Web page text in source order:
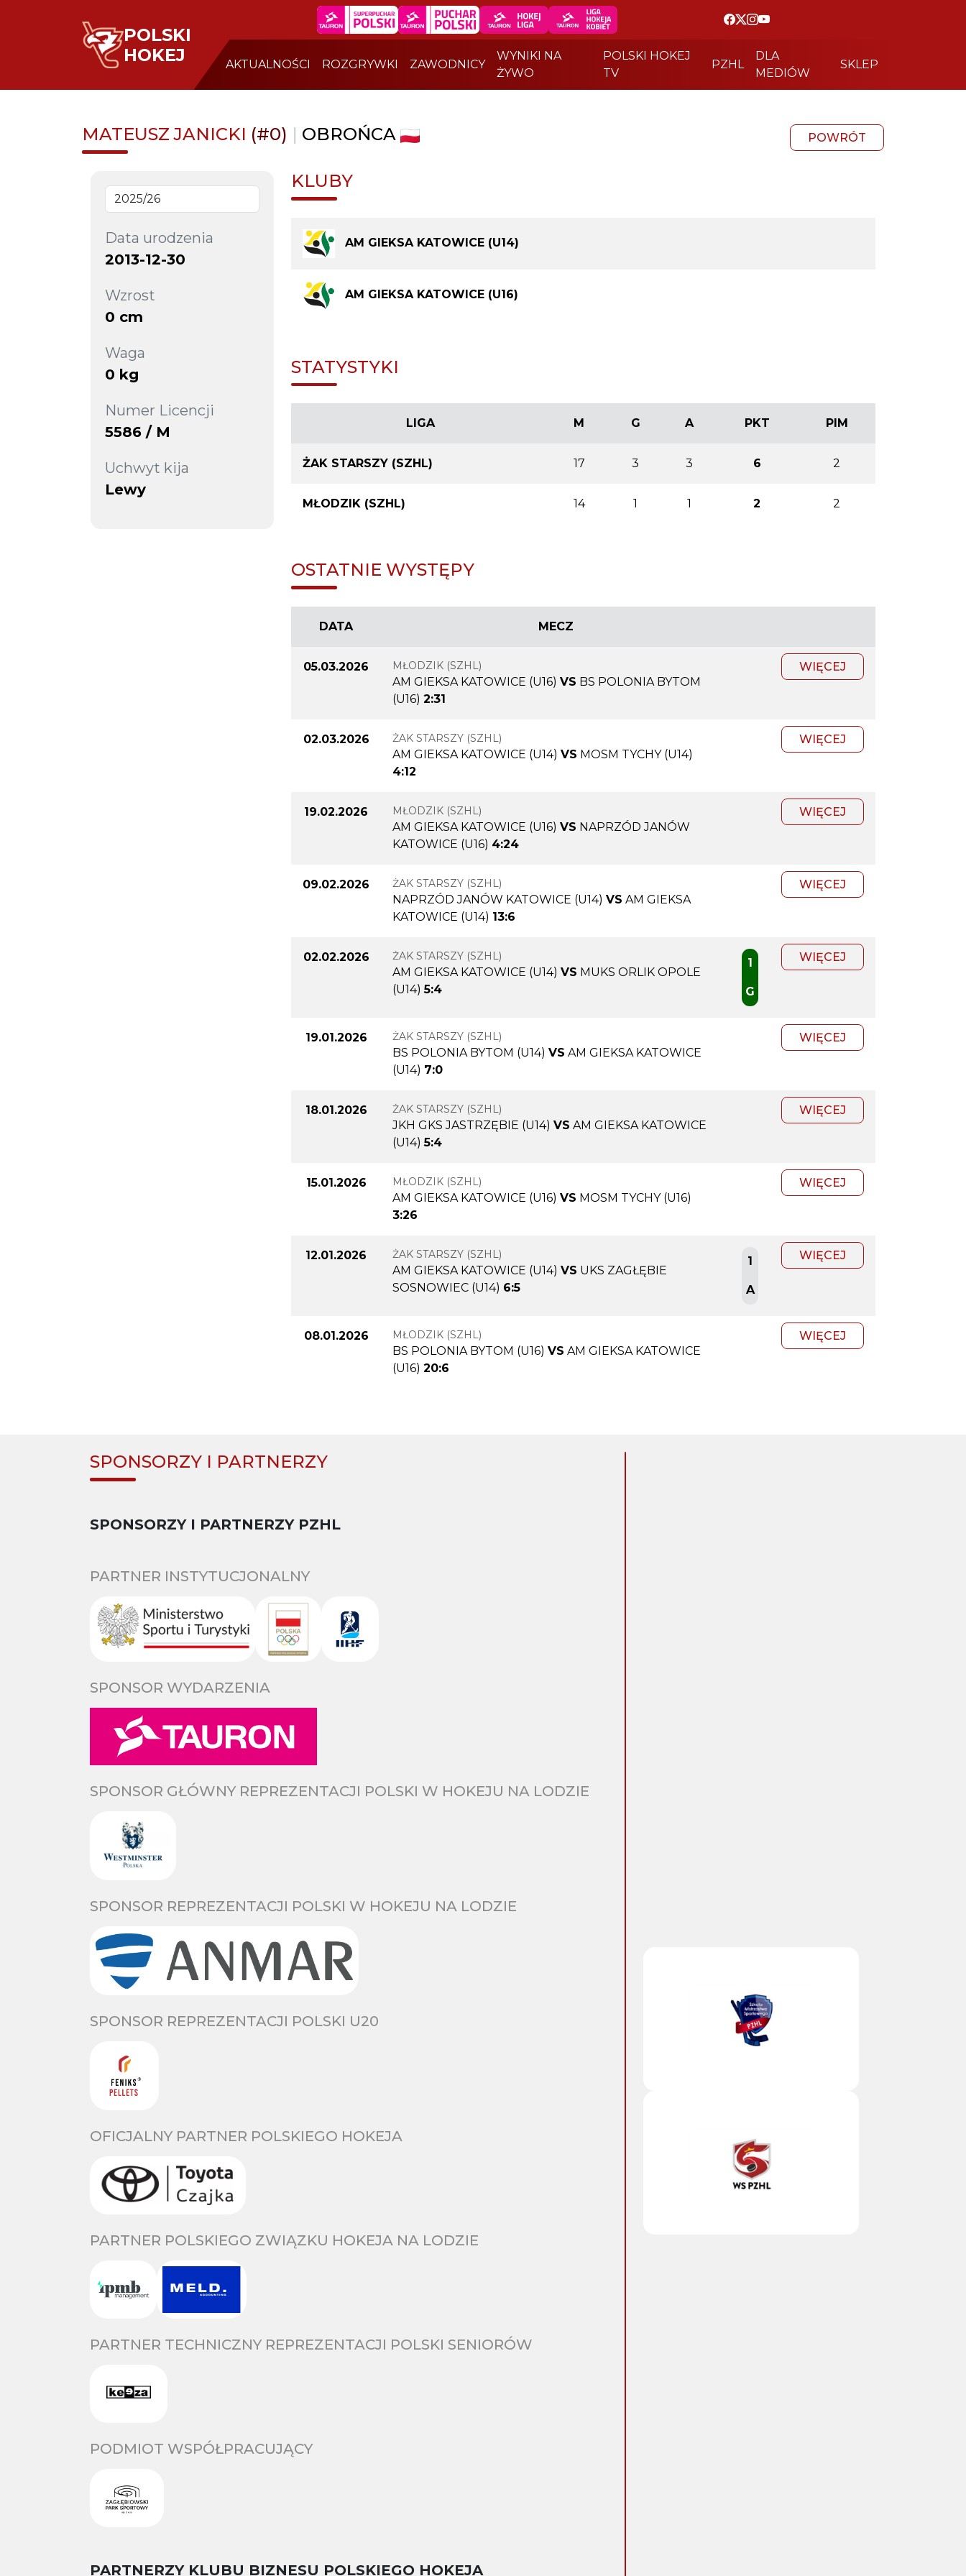
POLSKI
HOKEJ
AKTUALNOŚCI ROZGRYWKI ZAWODNICY
WYNIKI NA
ŻYWO
POLSKI HOKEJ
TV
PZHL
DLA
MEDIÓW
SKLEP
MATEUSZ JANICKI (#0) | OBROŃCA POWRÓT
Data urodzenia
2013-12-30
Wzrost
0 cm
Waga
0 kg
Numer Licencji
5586 / M
Uchwyt kija
Lewy
KLUBY
AM GIEKSA KATOWICE (U14)
AM GIEKSA KATOWICE (U16)
STATYSTYKI
LIGA M G A PKT PIM
ŻAK STARSZY (SZHL) 17 3 3 6 2
MŁODZIK (SZHL) 14 1 1 2 2
OSTATNIE WYSTĘPY
DATA MECZ
05.03.2026 MŁODZIK (SZHL)
AM GIEKSA KATOWICE (U16) VS BS POLONIA BYTOM
(U16) 2:31
WIĘCEJ
02.03.2026 ŻAK STARSZY (SZHL)
AM GIEKSA KATOWICE (U14) VS MOSM TYCHY (U14)
4:12
WIĘCEJ
19.02.2026 MŁODZIK (SZHL)
AM GIEKSA KATOWICE (U16) VS NAPRZÓD JANÓW
KATOWICE (U16) 4:24
WIĘCEJ
09.02.2026 ŻAK STARSZY (SZHL)
NAPRZÓD JANÓW KATOWICE (U14) VS AM GIEKSA
KATOWICE (U14) 13:6
WIĘCEJ
02.02.2026 ŻAK STARSZY (SZHL)
AM GIEKSA KATOWICE (U14) VS MUKS ORLIK OPOLE
(U14) 5:4
1
G
WIĘCEJ
19.01.2026 ŻAK STARSZY (SZHL)
BS POLONIA BYTOM (U14) VS AM GIEKSA KATOWICE
(U14) 7:0
WIĘCEJ
18.01.2026 ŻAK STARSZY (SZHL)
JKH GKS JASTRZĘBIE (U14) VS AM GIEKSA KATOWICE
(U14) 5:4
WIĘCEJ
15.01.2026 MŁODZIK (SZHL)
AM GIEKSA KATOWICE (U16) VS MOSM TYCHY (U16)
3:26
WIĘCEJ
12.01.2026 ŻAK STARSZY (SZHL)
AM GIEKSA KATOWICE (U14) VS UKS ZAGŁĘBIE
SOSNOWIEC (U14) 6:5
1
A
WIĘCEJ
08.01.2026 MŁODZIK (SZHL)
BS POLONIA BYTOM (U16) VS AM GIEKSA KATOWICE
(U16) 20:6
WIĘCEJ
SPONSORZY I PARTNERZY
SPONSORZY I PARTNERZY PZHL
PARTNER INSTYTUCJONALNY
SPONSOR WYDARZENIA
SPONSOR GŁÓWNY REPREZENTACJI POLSKI W HOKEJU NA LODZIE
SPONSOR REPREZENTACJI POLSKI W HOKEJU NA LODZIE
SPONSOR REPREZENTACJI POLSKI U20
OFICJALNY PARTNER POLSKIEGO HOKEJA
PARTNER POLSKIEGO ZWIĄZKU HOKEJA NA LODZIE
PARTNER TECHNICZNY REPREZENTACJI POLSKI SENIORÓW
PODMIOT WSPÓŁPRACUJĄCY
PARTNERZY KLUBU BIZNESU POLSKIEGO HOKEJA